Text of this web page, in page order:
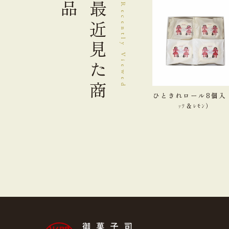
Recently Viewed
最近見た
商
品
ひときれロール8個入
ｯﾂ＆ﾚﾓﾝ）